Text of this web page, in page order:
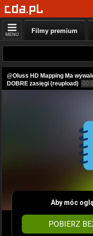
MENU Filmy premium
@Oluss HD Mapping Ma
DOBRE zasięgi (reupload)
Aby móc
POBIERZ